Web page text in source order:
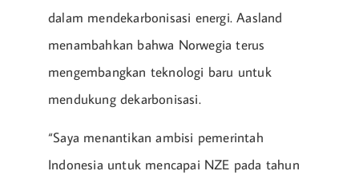
dalam mendekarbonisasi energi. Aasland
menambahkan bahwa Norwegia terus
mengembangkan teknologi baru untuk
mendukung dekarbonisasi.
“Saya menantikan ambisi pemerintah
Indonesia untuk mencapai NZE pada tahun